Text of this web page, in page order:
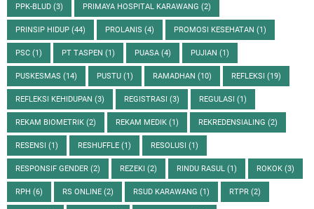
PPK-BLUD (3) PRIMAYA HOSPITAL KARAWANG (2)
PRINSIP HIDUP (44) PROLANIS (4) PROMOSI KESEHATAN (1)
PSC (1) PT TASPEN (1) PUASA (4) PUJIAN (1)
PUSKESMAS (14) PUSTU (1) RAMADHAN (10) REFLEKSI (19)
REFLEKSI KEHIDUPAN (3) REGISTRASI (3) REGULASI (1)
REKAM BIOMETRIK (2) REKAM MEDIK (1) REKREDENSIALING (2)
RESENSI (1) RESHUFFLE (1) RESOLUSI (1)
RESPONSIF GENDER (2) REZEKI (2) RINDU RASUL (1) ROKOK (3)
RPH (6) RS ONLINE (2) RSUD KARAWANG (1) RTPR (2)